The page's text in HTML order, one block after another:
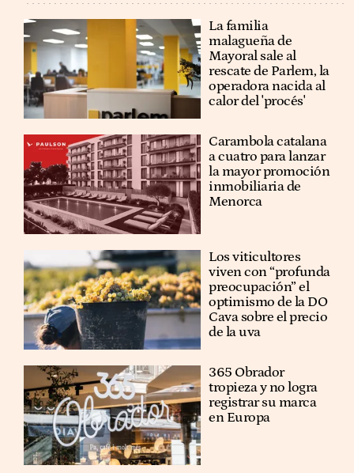
La familia
malagueña de
Mayoral sale al
rescate de Parlem, la
operadora nacida al
calor del 'procés'
Carambola catalana
a cuatro para lanzar
la mayor promoción
inmobiliaria de
Menorca
Los viticultores
viven con “profunda
preocupación” el
optimismo de la DO
Cava sobre el precio
de la uva
365 Obrador
tropieza y no logra
registrar su marca
en Europa